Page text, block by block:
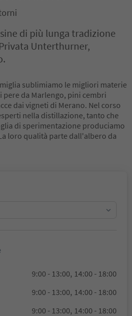
di più lunga tradizione
Unterthurner,
sublimiamo le migliori materie
da Marlengo, pini cembri
dai vigneti di Merano. Nel corso
nella distillazione, tanto che
di sperimentazione produciamo
loro qualità parte dall'albero da
9:00 - 13:00, 14:00 - 18:00
9:00 - 13:00, 14:00 - 18:00
9:00 - 13:00, 14:00 - 18:00